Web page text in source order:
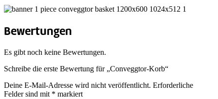
Bewertungen
Es gibt noch keine Bewertungen.
Schreibe die erste Bewertung für „Conveggtor-Korb“
Deine E-Mail-Adresse wird nicht veröffentlicht. Erforderliche
Felder sind mit * markiert